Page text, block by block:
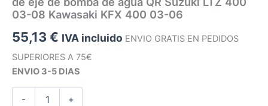
03-08 Kawasaki KFX 400 03-06
55,13€ IVA incluido ENVIO GRATIS EN PEDIDOS
SUPERIORES A 75€
ENVIO 3-5 DIAS
- +